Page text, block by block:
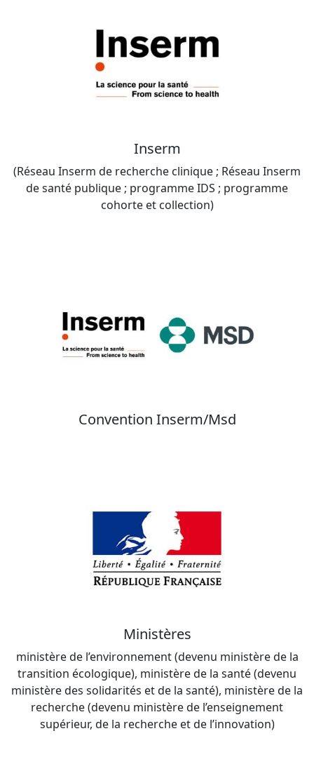
Inserm
(Réseau Inserm de recherche clinique ; Réseau Inserm
de santé publique ; programme IDS ; programme
cohorte et collection)
Convention Inserm/Msd
Ministères
ministère de l’environnement (devenu ministère de la
transition écologique), ministère de la santé (devenu
ministère des solidarités et de la santé), ministère de la
recherche (devenu ministère de l’enseignement
supérieur, de la recherche et de l’innovation)